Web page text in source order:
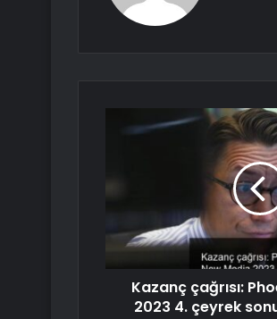
Kazanç çağrısı:
2023 4. çeyrek